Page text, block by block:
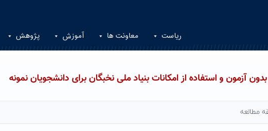
ریاست معاونت ها آموزش پژوهش
آزمون و استفاده از امکانات بنیاد ملی نخبگان برای دانشجویان نمونه